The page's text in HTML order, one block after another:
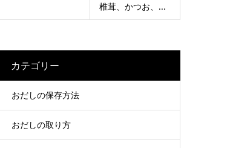
椎茸、かつお、...
カテゴリー
おだしの保存方法
おだしの取り方